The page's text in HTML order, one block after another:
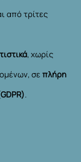
από τρίτες
, χωρίς
σεπλήρη
.